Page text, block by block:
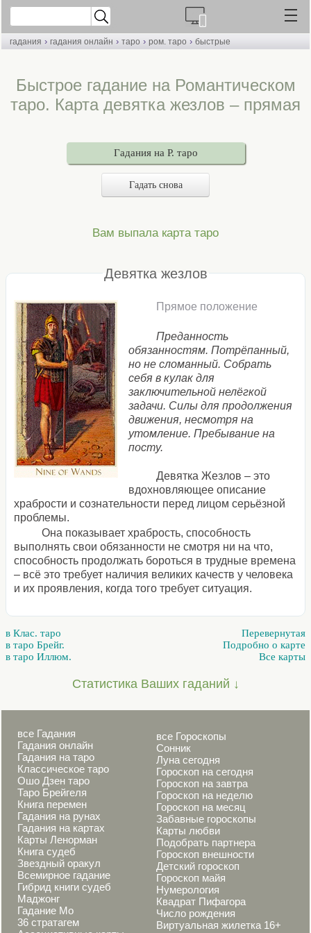
гадания › гадания онлайн › таро › ром. таро › быстрые
Быстрое гадание на Романтическом
таро. Карта девятка жезлов – прямая
Гадания на Р. таро
Гадать снова
Вам выпала карта таро
Девятка жезлов
Прямое положение
Преданность
обязанностям. Потрёпанный,
но не сломанный. Собрать
себя в кулак для
заключительной нелёгкой
задачи. Силы для продолжения
движения, несмотря на
утомление. Пребывание на
посту.
Девятка Жезлов – это
вдохновляющее описание
храбрости и сознательности перед лицом серьёзной
проблемы.
Она показывает храбрость, способность
выполнять свои обязанности не смотря ни на что,
способность продолжать бороться в трудные времена
– всё это требует наличия великих качеств у человека
и их проявления, когда того требует ситуация.
в Клас. таро
в таро Брейг.
в таро Иллюм.
Перевернутая
Подробно о карте
Все карты
Статистика Ваших гаданий ↓
все Гадания
Гадания онлайн
Гадания на таро
Классическое таро
Ошо Дзен таро
Таро Брейгеля
Книга перемен
Гадания на рунах
Гадания на картах
Карты Ленорман
Книга судеб
Звездный оракул
Всемирное гадание
Гибрид книги судеб
Маджонг
Гадание Мо
36 стратагем
все Гороскопы
Сонник
Луна сегодня
Гороскоп на сегодня
Гороскоп на завтра
Гороскоп на неделю
Гороскоп на месяц
Забавные гороскопы
Карты любви
Подобрать партнера
Гороскоп внешности
Детский гороскоп
Гороскоп майя
Нумерология
Квадрат Пифагора
Число рождения
Виртуальная жилетка 16+